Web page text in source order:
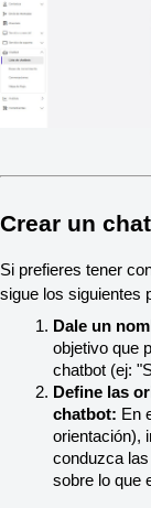
Crear un
Si prefieres tener
sigue los siguientes
Dale un
objetivo que
chatbot (ej:
Define las
chatbot: En
orientación),
conduzca
sobre lo que